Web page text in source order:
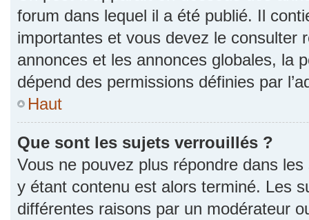
forum dans lequel il a été publié. Il
importantes et vous devez le consulter
annonces et les annonces globales, la
dépend des permissions définies par
Haut
Que sont les sujets verrouillés ?
Vous ne pouvez plus répondre dans
y étant contenu est alors terminé. Les
différentes raisons par un modérateur